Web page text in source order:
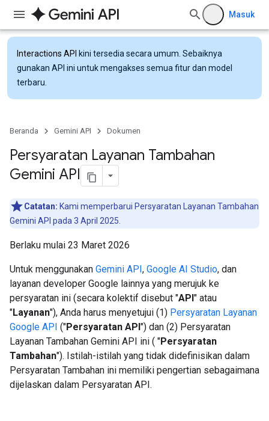
Masuk
Interactions API kini tersedia secara umum. Sebaiknya
gunakan API ini untuk mengakses semua fitur dan model
terbaru.
Beranda Gemini API Dokumen
Persyaratan Layanan Tambahan
Gemini API
Catatan: Kami memperbarui Persyaratan Layanan Tambahan
Gemini API pada 3 April 2025.
Berlaku mulai 23 Maret 2026
Untuk menggunakan Gemini API, Google AI Studio, dan
layanan developer Google lainnya yang merujuk ke
persyaratan ini (secara kolektif disebut "API" atau
"Layanan"), Anda harus menyetujui (1) Persyaratan Layanan
Google API ("Persyaratan API") dan (2) Persyaratan
Layanan Tambahan Gemini API ini ( "Persyaratan
Tambahan"). Istilah-istilah yang tidak didefinisikan dalam
Persyaratan Tambahan ini memiliki pengertian sebagaimana
dijelaskan dalam Persyaratan API.